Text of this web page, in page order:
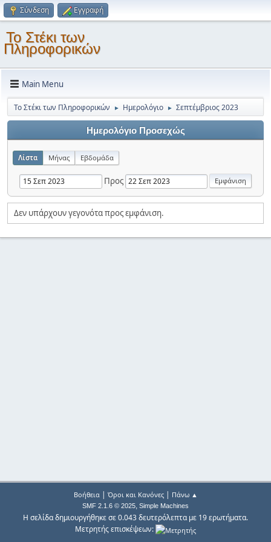
Σύνδεση Εγγραφή
Το Στέκι των
Πληροφορικών
Main Menu
Το Στέκι των Πληροφορικών ► Ημερολόγιο ► Σεπτέμβριος 2023
Ημερολόγιο Προσεχώς
Λίστα Μήνας Εβδομάδα
Προς
Δεν υπάρχουν γεγονότα προς εμφάνιση.
Βοήθεια| Όροι και Κανόνες| Πάνω ▲
SMF 2.1.6 © 2025, Simple Machines
Η σελίδα δημιουργήθηκε σε 0.043 δευτερόλεπτα με 19 ερωτήματα.
Μετρητής επισκέψεων: